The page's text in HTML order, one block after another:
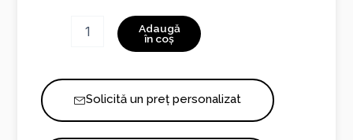
Edition
Low
Adaugă
în coș
Solicită un preț personalizat